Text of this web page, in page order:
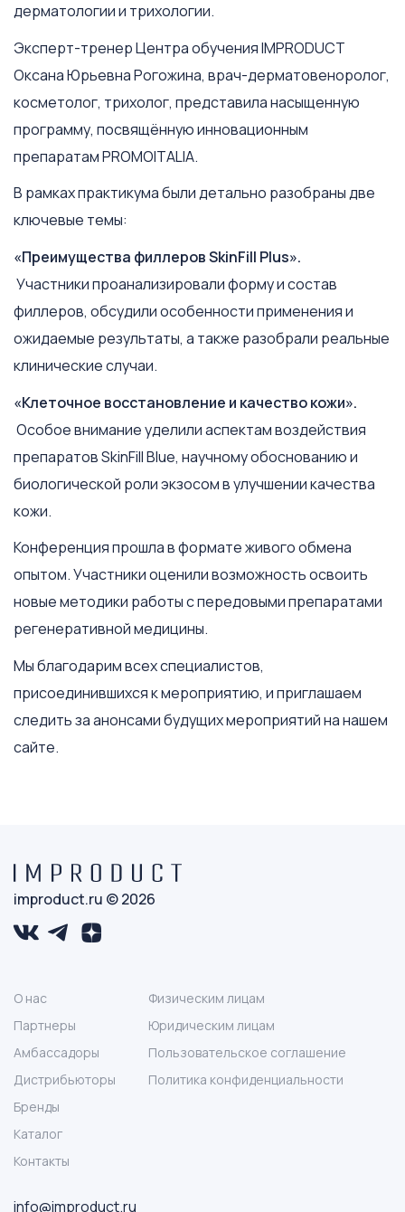
дерматологии и трихологии.
Эксперт-тренер Центра обучения IMPRODUCT
Оксана Юрьевна Рогожина, врач-дерматовеноролог,
косметолог, трихолог, представила насыщенную
программу, посвящённую инновационным
препаратам PROMOITALIA.
В рамках практикума были детально разобраны две
ключевые темы:
«Преимущества филлеров SkinFill Plus».
Участники проанализировали форму и состав
филлеров, обсудили особенности применения и
ожидаемые результаты, а также разобрали реальные
клинические случаи.
«Клеточное восстановление и качество кожи».
Особое внимание уделили аспектам воздействия
препаратов SkinFill Blue, научному обоснованию и
биологической роли экзосом в улучшении качества
кожи.
Конференция прошла в формате живого обмена
опытом. Участники оценили возможность освоить
новые методики работы с передовыми препаратами
регенеративной медицины.
Мы благодарим всех специалистов,
присоединившихся к мероприятию, и приглашаем
следить за анонсами будущих мероприятий на нашем
сайте.
improduct.ru © 2026
О нас
Партнеры
Амбассадоры
Дистрибьюторы
Бренды
Каталог
Контакты
Физическим лицам
Юридическим лицам
Пользовательское соглашение
Политика конфиденциальности
info@improduct.ru